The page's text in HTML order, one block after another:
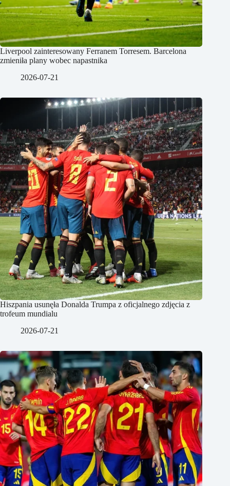
Liverpool zainteresowany Ferranem Torresem. Barcelona
zmieniła plany wobec napastnika
2026-07-21
Hiszpania usunęła Donalda Trumpa z oficjalnego zdjęcia z
trofeum mundialu
2026-07-21